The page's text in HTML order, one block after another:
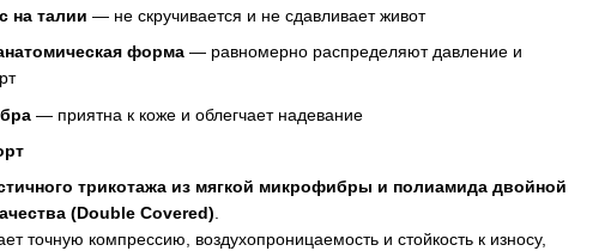
на талии — не скручивается и не сдавливает живот
форма — равномерно распределяют давление и
— приятна к коже и облегчает надевание
трикотажа из мягкой микрофибры и полиамида двойной
(Double Covered)
точную компрессию, воздухопроницаемость и стойкость к износу,